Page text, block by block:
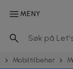
MENY
Mobiltilbehør